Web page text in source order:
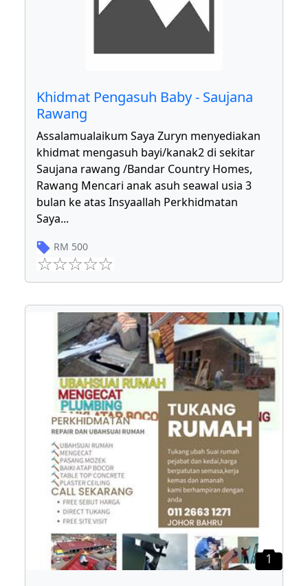
Khidmat Pengasuh Baby - Saujana
Rawang
Assalamualaikum Saya Zuryn menyediakan
khidmat mengasuh bayi/kanak2 di sekitar
Saujana rawang /Bandar Country Homes,
Rawang Mencari anak asuh seawal usia 3
bulan ke atas Insyaallah Perkhidmatan
Saya...
RM 500
1